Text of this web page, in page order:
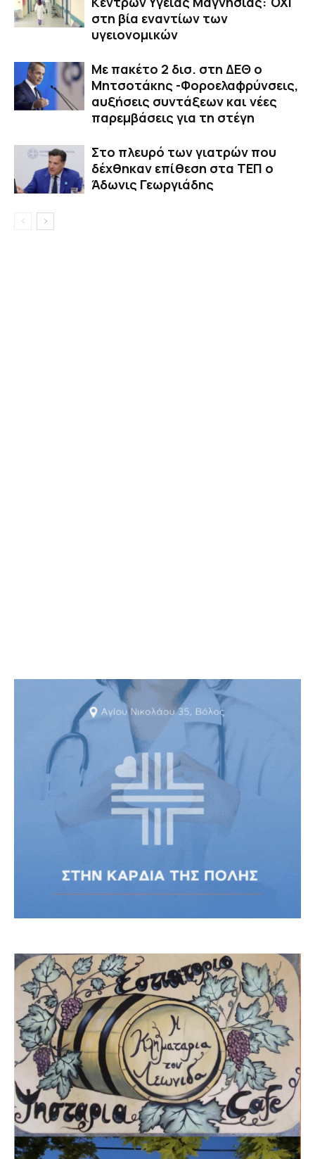
στη βία εναντίων των
υγειονομικών
Με πακέτο 2 δισ. στη ΔΕΘ ο
Μητσοτάκης -Φοροελαφρύνσεις,
αυξήσεις συντάξεων και νέες
παρεμβάσεις για τη στέγη
Στο πλευρό των γιατρών που
δέχθηκαν επίθεση στα ΤΕΠ ο
Άδωνις Γεωργιάδης